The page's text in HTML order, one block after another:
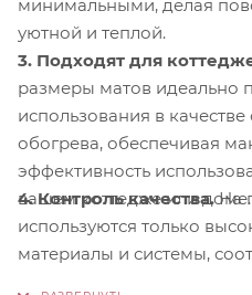
минимальными, делая
уютной и теплой.
3. Подходят для
размеры матов идеально
использования в
обогрева, обеспечивая
эффективность
вашем коттедже или доме.
4. Контроль качества.На
используются только
материалы и системы,